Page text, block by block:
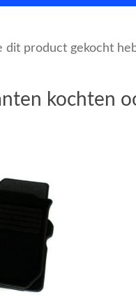
dit product gekocht
kochten